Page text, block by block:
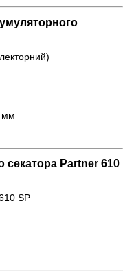
мм
секатора Partner 610
SP